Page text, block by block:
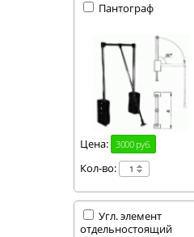
Пантограф
Цена: 3000 руб.
Кол-во:
Угл. элемент
отдельностоящий